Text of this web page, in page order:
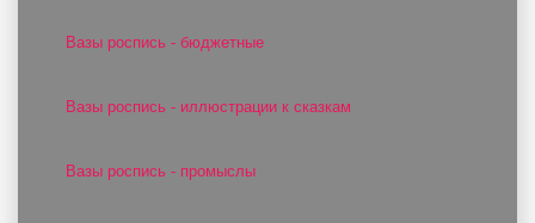
Вазы роспись - бюджетные
Вазы роспись - иллюстрации к сказкам
Вазы роспись - промыслы